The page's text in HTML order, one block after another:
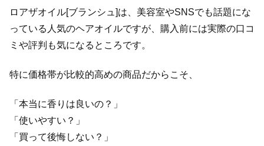
ロアザオイル[ブランシュ]は、美容室やSNSでも話題にな
っている人気のヘアオイルですが、購入前には実際の口コ
ミや評判も気になるところです。
特に価格帯が比較的高めの商品だからこそ、
「本当に香りは良いの？」
「使いやすい？」
「買って後悔しない？」